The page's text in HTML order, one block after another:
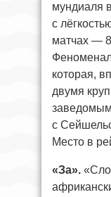
мундиаля
с
матчах —
которая,
двумя
с
Место в
«За».